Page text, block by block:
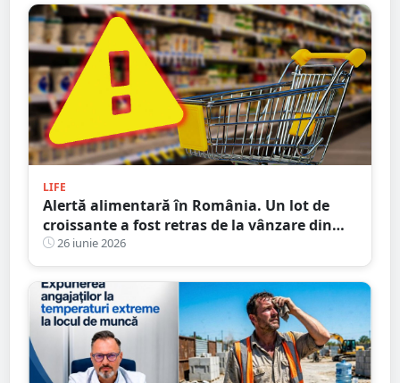
LIFE
Alertă alimentară în România. Un lot de
croissante a fost retras de la vânzare din
Lidl și Kaufland
26 iunie 2026